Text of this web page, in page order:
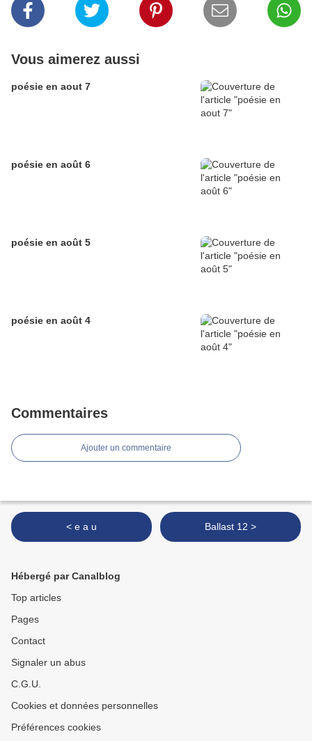
Vous aimerez aussi
poésie en aout 7
poésie en août 6
poésie en août 5
poésie en août 4
Commentaires
Ajouter un commentaire
< e a u Ballast 12 >
Hébergé par Canalblog
Top articles
Pages
Contact
Signaler un abus
C.G.U.
Cookies et données personnelles
Préférences cookies